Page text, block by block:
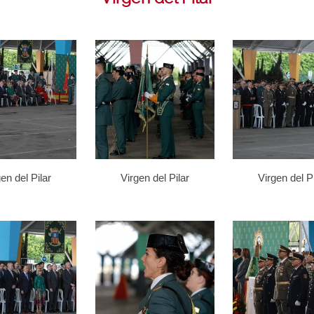
del Pilar Virgen del Pilar Virgen del